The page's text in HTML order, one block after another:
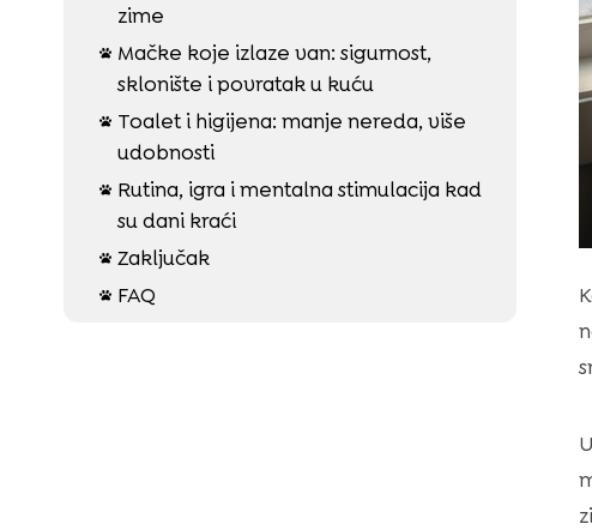
zime

Mačke koje izlaze van: sigurnost,
sklonište i povratak u kuću

Toalet i higijena: manje nereda, više
udobnosti

Rutina, igra i mentalna stimulacija kad
su dani kraći
 Zaključak
 FAQ